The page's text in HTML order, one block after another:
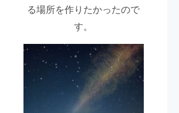
る場所を作りたかったので
す。